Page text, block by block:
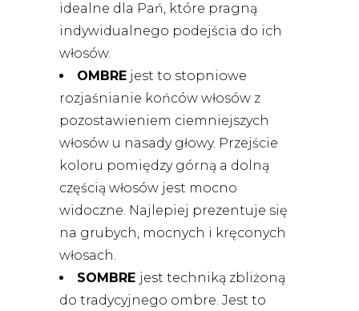
idealne dla Pań, które pragną
indywidualnego podejścia do ich
włosów.
OMBRE jest to stopniowe
rozjaśnianie końców włosów z
pozostawieniem ciemniejszych
włosów u nasady głowy. Przejście
koloru pomiędzy górną a dolną
częścią włosów jest mocno
widoczne. Najlepiej prezentuje się
na grubych, mocnych i kręconych
włosach.
SOMBRE jest techniką zbliżoną
do tradycyjnego ombre. Jest to